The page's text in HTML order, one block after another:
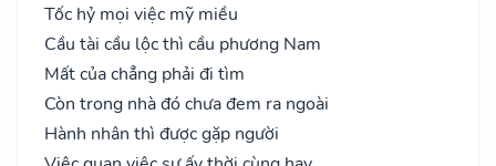
Tốc hỷ mọi việc mỹ miều
Cầu tài cầu lộc thì cầu phương Nam
Mất của chẳng phải đi tìm
Còn trong nhà đó chưa đem ra ngoài
Hành nhân thì được gặp người